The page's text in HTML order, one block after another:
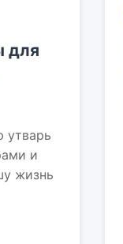
для
утварь
и
жизнь